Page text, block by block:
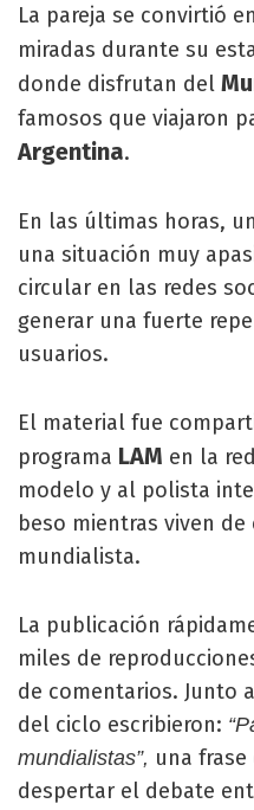
La pareja se convirtió
miradas durante su
donde disfrutan del
famosos que viajaron
Argentina.
En las últimas horas,
una situación muy
circular en las redes
generar una fuerte
usuarios.
El material fue
programa LAM en la
modelo y al polista
beso mientras viven de
mundialista.
La publicación
miles de
de comentarios. Junto
del ciclo escribieron:
mundialistas”, una
despertar el debate